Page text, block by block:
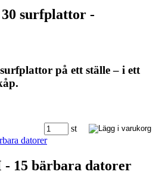
surfplattor -
på ett ställe – i ett
st
15 bärbara datorer